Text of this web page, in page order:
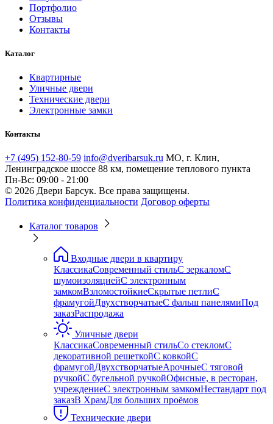
Портфолио
Отзывы
Контакты
Каталог
Квартирные
Уличные двери
Технические двери
Электронные замки
Контакты
+7 (495) 152-80-59 info@dveribarsuk.ru МО, г. Клин,
Ленинградское шоссе 88 км, помещение теплового пункта
Пн-Вс: 09:00 - 21:00
© 2026 Двери Барсук. Все права защищены.
Политика конфиденциальности Договор оферты
Каталог товаров
Входные двери в квартиру
КлассикаСовременный стильС зеркаломС
шумоизоляциейС электронным
замкомВзломостойкиеСкрытые петлиС
фрамугойДвухстворчатыеС фальш панелямиПод
заказРаспродажа
Уличные двери
КлассикаСовременный стильСо стекломС
декоративной решеткойС ковкойС
фрамугойДвухстворчатыеАрочныеС тяговой
ручкойС бугельной ручкойОфисные, в ресторан,
учреждениеС электронным замкомНестандарт под
заказВ ХрамДля больших проёмов
Технические двери